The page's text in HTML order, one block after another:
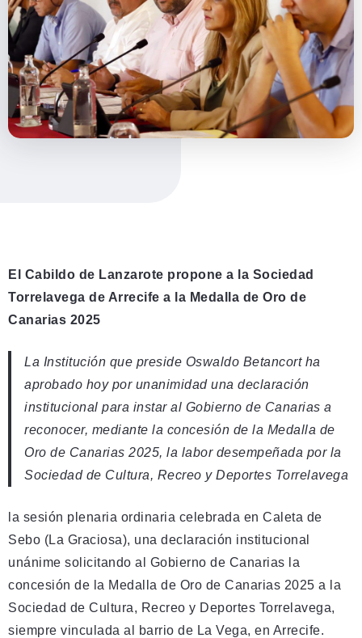
El Cabildo de Lanzarote propone a la Sociedad
Torrelavega de Arrecife a la Medalla de Oro de
Canarias 2025
La Institución que preside Oswaldo Betancort ha
aprobado hoy por unanimidad una declaración
institucional para instar al Gobierno de Canarias a
reconocer, mediante la concesión de la Medalla de
Oro de Canarias 2025, la labor desempeñada por la
Sociedad de Cultura, Recreo y Deportes Torrelavega
la sesión plenaria ordinaria celebrada en Caleta de
Sebo (La Graciosa), una declaración institucional
unánime solicitando al Gobierno de Canarias la
concesión de la Medalla de Oro de Canarias 2025 a la
Sociedad de Cultura, Recreo y Deportes Torrelavega,
siempre vinculada al barrio de La Vega, en Arrecife.